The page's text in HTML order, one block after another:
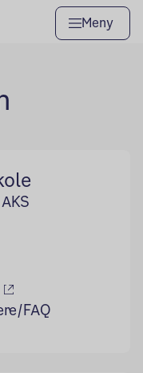
Meny
(ekstern lenke)
FAQ